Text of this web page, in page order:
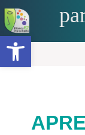
Ouvrir la barre d’outils